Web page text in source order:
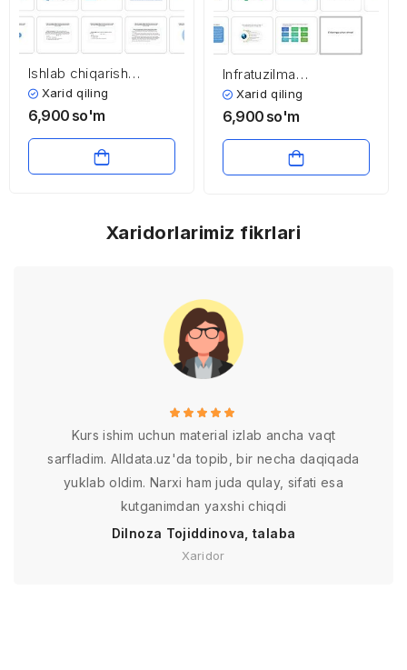
Ishlab chiqarish
samaradorligini
oshirishda infratuzilma
Xarid qiling
6,900 so'm
Infratuzilma
shakllanishining xorijiy
tajribalari
Xarid qiling
6,900 so'm
Xaridorlarimiz fikrlari
Kurs ishim uchun material izlab ancha vaqt
sarfladim. Alldata.uz'da topib, bir necha daqiqada
yuklab oldim. Narxi ham juda qulay, sifati esa
kutganimdan yaxshi chiqdi
Dilnoza Tojiddinova, talaba
Xaridor